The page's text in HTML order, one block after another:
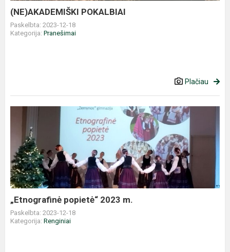
(NE)AKADEMIŠKI POKALBIAI
Paskelbta: 2023-12-18
Kategorija: Pranešimai
Plačiau
popietė“
2023
m.
„Etnografinė popietė“ 2023 m.
Paskelbta: 2023-12-18
Kategorija: Renginiai